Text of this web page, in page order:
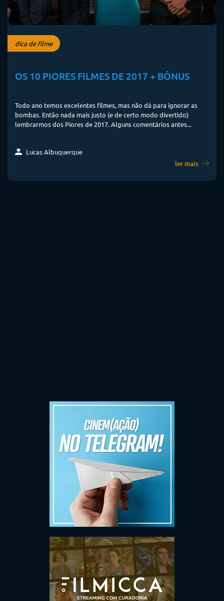
dica de filme
OS 10 PIORES FILMES DE 2017 + BÔNUS
Todo ano temos excelentes filmes, mas não dá para ignorar as
bombas. Então nada mais justo (e de certo modo divertido)
lembrarmos dos Piores de 2017. Alguns comentários antes...
Lucas Albuquerque
ler mais